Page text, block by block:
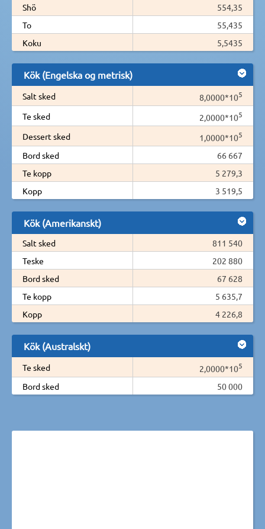
Shö
554,35
To
55,435
Koku
5,5435
Kök (Engelska og metrisk)
Salt sked 8,0000*105
Te sked 2,0000*105
Dessert sked 1,0000*105
Bord sked
66 667
Te kopp
5 279,3
Kopp
3 519,5
Kök (Amerikanskt)
Salt sked
811 540
Teske
202 880
Bord sked
67 628
Te kopp
5 635,7
Kopp
4 226,8
Kök (Australskt)
Te sked 2,0000*105
Bord sked 50 000